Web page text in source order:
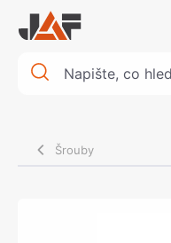
Šrouby